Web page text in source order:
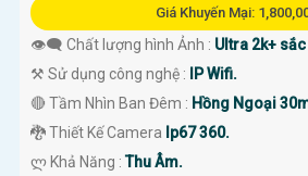
Giá Khuyến Mại:
👁️‍🗨 Chất lượng hình Ảnh : Ultra 2k+ sắc
⚒ Sử dụng công nghệ :
IP Wifi.
🔴 Tầm Nhìn Ban Đêm : Hồng Ngoại
🐉️ Thiết Kế Camera Ip67 360.
️ლ Khả Năng :Thu Âm.